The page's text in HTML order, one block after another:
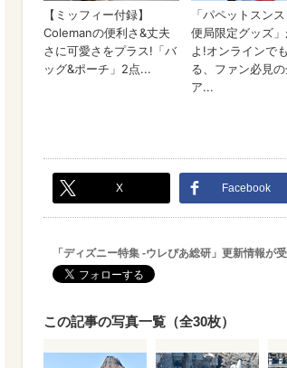
X Facebook
「ディズニー特集 -ウレぴあ総研」更新情報が
この記事の写真一覧（全30枚）